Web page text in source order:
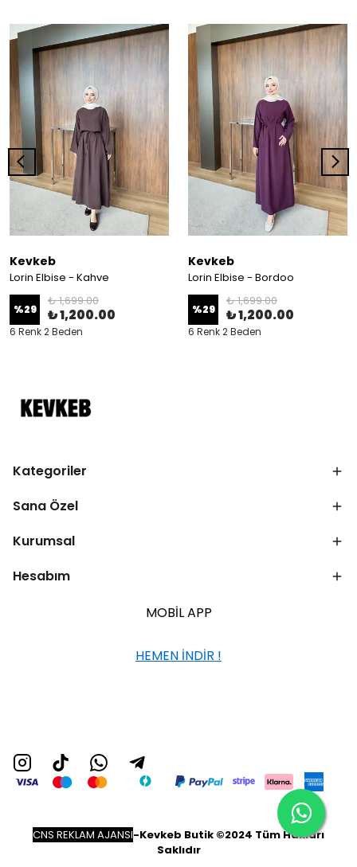
Kevkeb
Lorin Elbise - Kahve
%29
₺ 1,699.00
₺ 1,200.00
6 Renk 2 Beden
Kevkeb
Lorin Elbise - Bordoo
%29
₺ 1,699.00
₺ 1,200.00
6 Renk 2 Beden
Kategoriler
Sana Özel
Kurumsal
Hesabım
MOBİL APP
HEMEN İNDİR !
CNS REKLAM AJANSI-Kevkeb Butik ©2024 Tüm Hakları
Saklıdır